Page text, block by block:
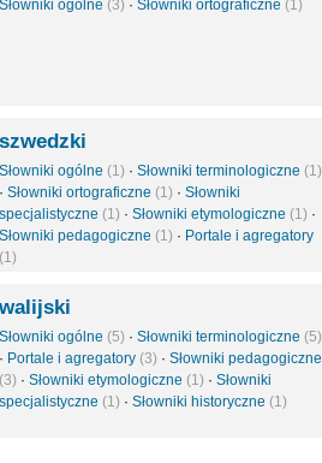
Słowniki ogólne (3) · Słowniki ortograficzne (1)
szwedzki
Słowniki ogólne (1) · Słowniki terminologiczne (1)
· Słowniki ortograficzne (1) · Słowniki
specjalistyczne (1) · Słowniki etymologiczne (1) ·
Słowniki pedagogiczne (1) · Portale i agregatory
(1)
walijski
Słowniki ogólne (5) · Słowniki terminologiczne (5)
· Portale i agregatory (3) · Słowniki pedagogiczne
(3) · Słowniki etymologiczne (1) · Słowniki
specjalistyczne (1) · Słowniki historyczne (1)